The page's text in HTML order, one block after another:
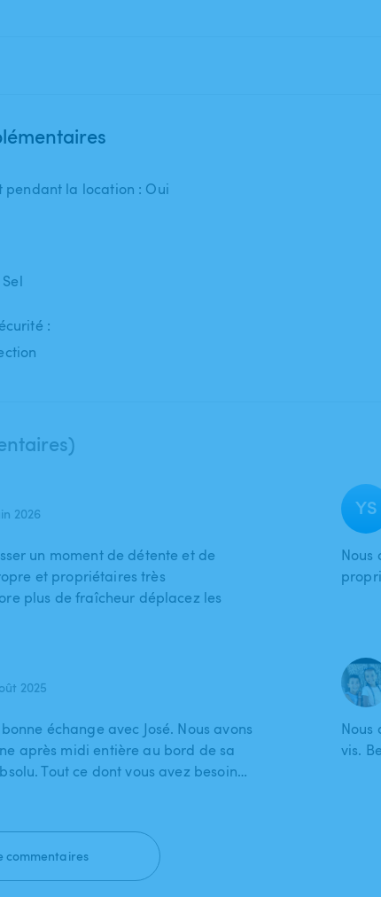
pendant la location : Oui
:
2026
un moment de détente et de
et propriétaires très
plus de fraîcheur déplacez les
YS
Nous
2025
échange avec José. Nous avons
après midi entière au bord de sa
Tout ce dont vous avez besoin…
Nous
vis.
commentaires